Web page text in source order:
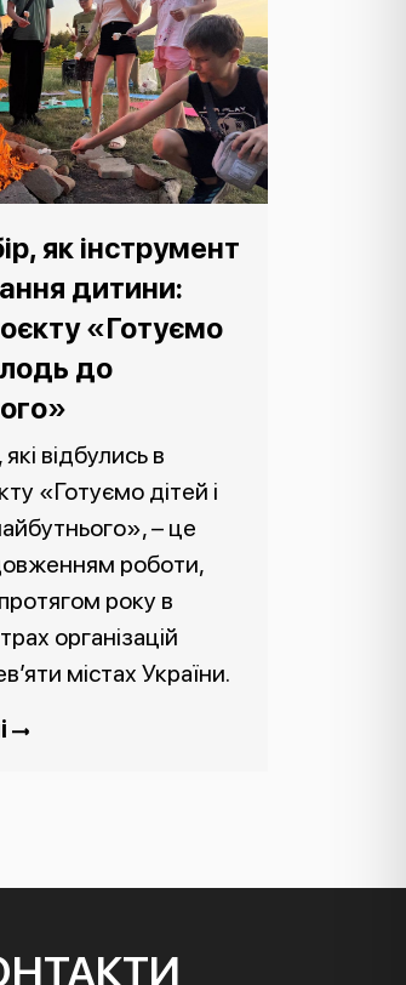
як інструмент
дитини:
«Готуємо
до
відбулись в
«Готуємо дітей і
– це
роботи,
року в
організацій
містах України.